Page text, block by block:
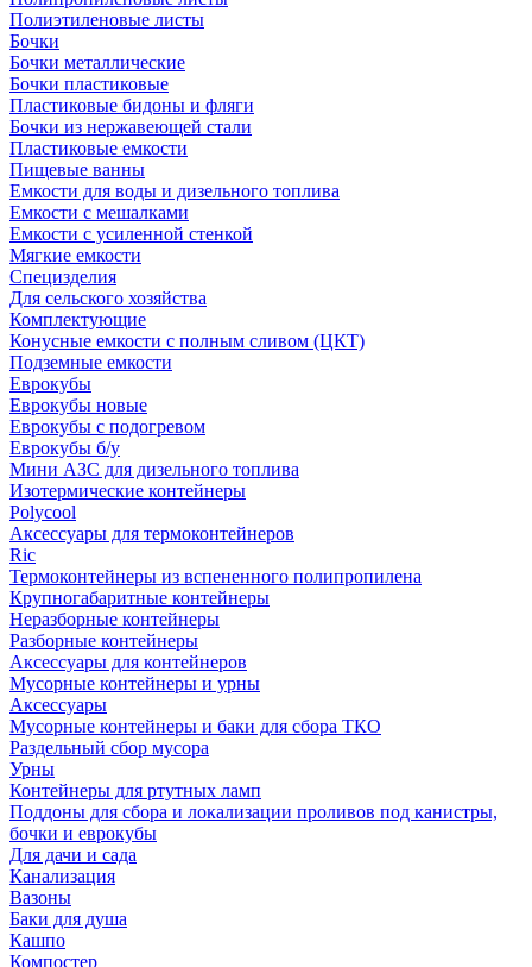
Полиэтиленовые листы
Бочки
Бочки металлические
Бочки пластиковые
Пластиковые бидоны и фляги
Бочки из нержавеющей стали
Пластиковые емкости
Пищевые ванны
Емкости для воды и дизельного топлива
Емкости с мешалками
Емкости с усиленной стенкой
Мягкие емкости
Специзделия
Для сельского хозяйства
Комплектующие
Конусные емкости с полным сливом (ЦКТ)
Подземные емкости
Еврокубы
Еврокубы новые
Еврокубы с подогревом
Еврокубы б/у
Мини АЗС для дизельного топлива
Изотермические контейнеры
Polycool
Аксессуары для термоконтейнеров
Ric
Термоконтейнеры из вспененного полипропилена
Крупногабаритные контейнеры
Неразборные контейнеры
Разборные контейнеры
Аксессуары для контейнеров
Мусорные контейнеры и урны
Аксессуары
Мусорные контейнеры и баки для сбора ТКО
Раздельный сбор мусора
Урны
Контейнеры для ртутных ламп
Поддоны для сбора и локализации проливов под канистры,
бочки и еврокубы
Для дачи и сада
Канализация
Вазоны
Баки для душа
Кашпо
Компостер